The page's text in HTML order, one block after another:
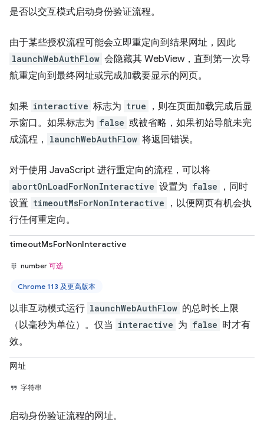
是否以交互模式启动身份验证流程。
由于某些授权流程可能会立即重定向到结果网址，因此
launchWebAuthFlow 会隐藏其 WebView，直到第一次导
航重定向到最终网址或完成加载要显示的网页。
如果 interactive 标志为 true
，则在页面加载完成后显
示窗口。如果标志为 false 或被省略，如果初始导航未完
成流程，
launchWebAuthFlow 将返回错误。
对于使用 JavaScript 进行重定向的流程，可以将
abortOnLoadForNonInteractive 设置为 false
，同时
设置 timeoutMsForNonInteractive
，以便网页有机会执
行任何重定向。
timeoutMsForNonInteractive
number 可选
Chrome 113 及更高版本
以非互动模式运行 launchWebAuthFlow 的总时长上限
（以毫秒为单位）。仅当 interactive 为 false 时才有
效。
网址
字符串
启动身份验证流程的网址。